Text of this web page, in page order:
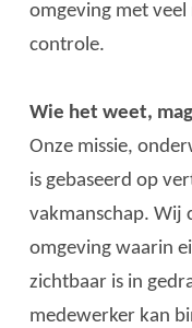
omgeving met
controle.
Wie het weet,
Onze missie,
is gebaseerd op
vakmanschap. Wij
omgeving waarin
zichtbaar is in
medewerker kan